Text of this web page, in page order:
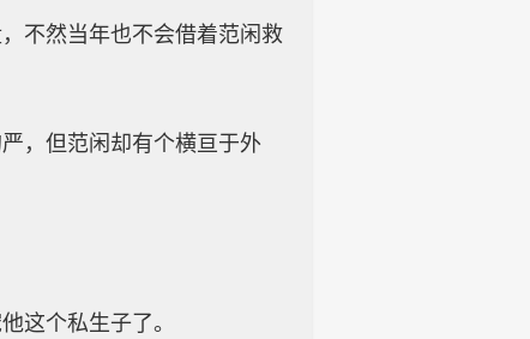
不然当年也不会借着范闲救
，但范闲却有个横亘于外
这个私生子了。